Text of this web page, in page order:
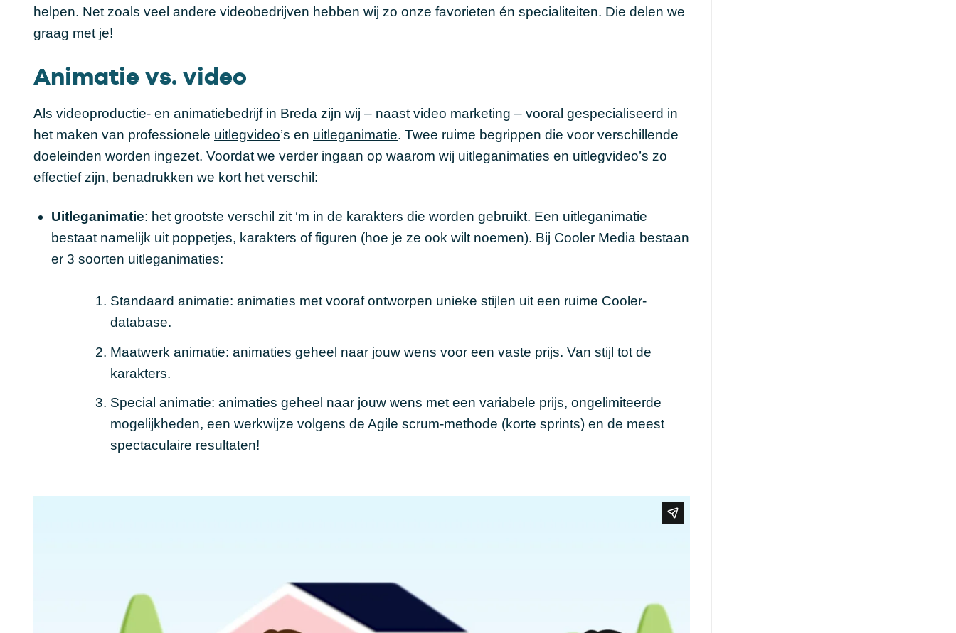
helpen. Net zoals veel andere videobedrijven hebben wij zo onze favorieten én specialiteiten. Die delen we
graag met je!
Animatie vs. video
Als videoproductie- en animatiebedrijf in Breda zijn wij – naast video marketing – vooral gespecialiseerd in
het maken van professionele uitlegvideo’s en uitleganimatie. Twee ruime begrippen die voor verschillende
doeleinden worden ingezet. Voordat we verder ingaan op waarom wij uitleganimaties en uitlegvideo’s zo
effectief zijn, benadrukken we kort het verschil:
Uitleganimatie: het grootste verschil zit ‘m in de karakters die worden gebruikt. Een uitleganimatie
bestaat namelijk uit poppetjes, karakters of figuren (hoe je ze ook wilt noemen). Bij Cooler Media bestaan
er 3 soorten uitleganimaties:
Standaard animatie: animaties met vooraf ontworpen unieke stijlen uit een ruime Cooler-
database.
Maatwerk animatie: animaties geheel naar jouw wens voor een vaste prijs. Van stijl tot de
karakters.
Special animatie: animaties geheel naar jouw wens met een variabele prijs, ongelimiteerde
mogelijkheden, een werkwijze volgens de Agile scrum-methode (korte sprints) en de meest
spectaculaire resultaten!